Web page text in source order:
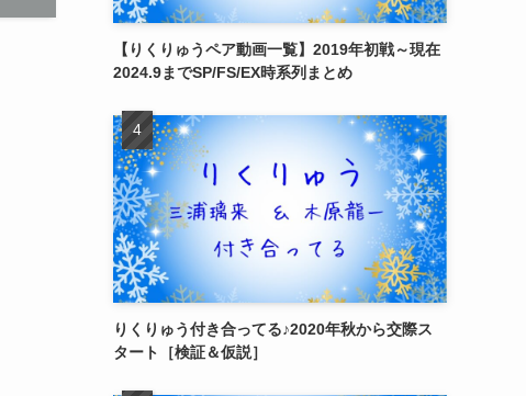
【りくりゅうペア動画一覧】2019年初戦～現在
2024.9までSP/FS/EX時系列まとめ
りくりゅう付き合ってる♪2020年秋から交際ス
タート［検証＆仮説］